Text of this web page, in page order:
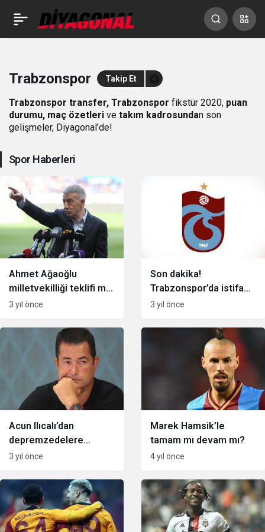
Trabzonspor
Haberleri
Trabzonspor Takip Et
Trabzonspor transfer, Trabzonspor fikstür 2020, puan
durumu, maç özetleri ve takım kadrosundan son
gelişmeler, Diyagonal’de!
Spor Haberleri
Ahmet Ağaoğlu
milletvekilliği teklifi mi
aldı?
3 yıl önce
Son dakika!
Trabzonspor’da istifa
şoku!
3 yıl önce
Acun Ilıcalı’dan
depremzedelere
destek
3 yıl önce
Marek Hamsik’le
tamam mı devam mı?
4 yıl önce